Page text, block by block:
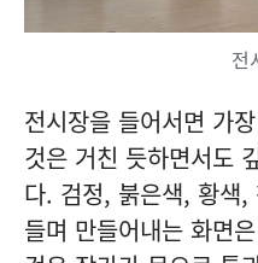
전
전시장을 들어서면 가
것은 거친 듯하면서도
다. 검정, 붉은색, 황색,
들며 만들어내는 화면